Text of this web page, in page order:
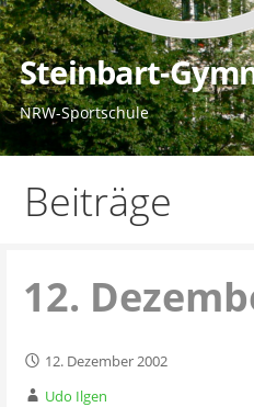
Steinbart-
NRW-Sportschule
Beiträge
12.
12. Dezember 2002
Udo Ilgen